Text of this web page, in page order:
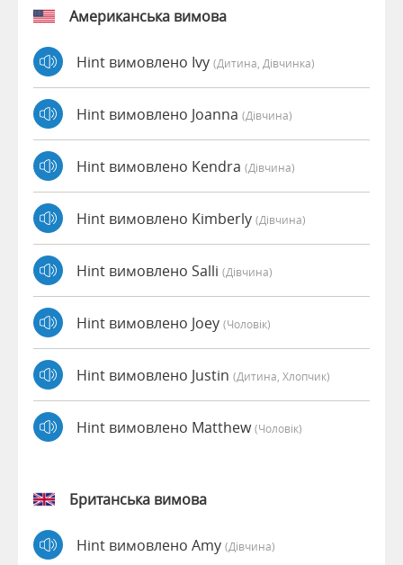
Американська вимова
Hint вимовлено Ivy (дитина, Дівчинка)
Hint вимовлено Joanna (дівчина)
Hint вимовлено Kendra (дівчина)
Hint вимовлено Kimberly (дівчина)
Hint вимовлено Salli (дівчина)
Hint вимовлено Joey (чоловік)
Hint вимовлено Justin (дитина, Хлопчик)
Hint вимовлено Matthew(чоловік)
Британська вимова
Hint вимовлено Amy (дівчина)